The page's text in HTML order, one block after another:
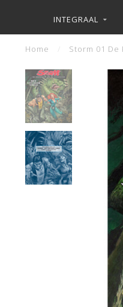
INTEGRAAL
Home Storm 01